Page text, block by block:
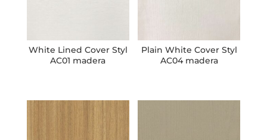
White Lined Cover Styl
AC01 madera
Plain White Cover Styl
AC04 madera